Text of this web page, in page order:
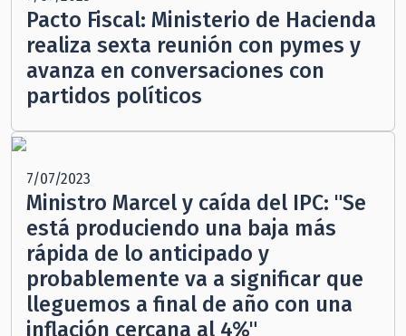
Pacto Fiscal: Ministerio de Hacienda
realiza sexta reunión con pymes y
avanza en conversaciones con
partidos políticos
7/07/2023
Ministro Marcel y caída del IPC: "Se
está produciendo una baja más
rápida de lo anticipado y
probablemente va a significar que
lleguemos a final de año con una
inflación cercana al 4%"